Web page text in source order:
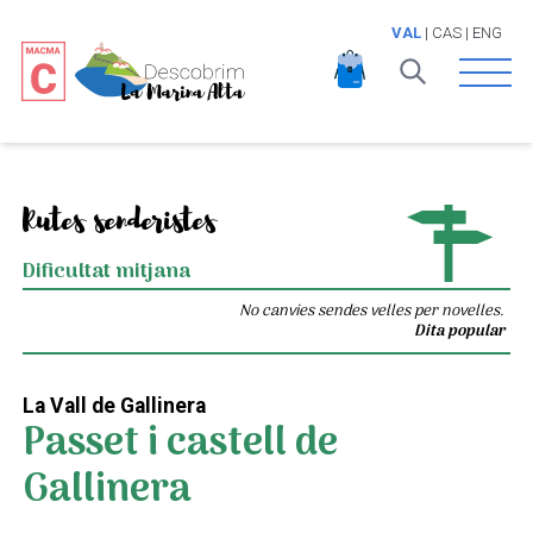
VAL| CAS| ENG
Open
Rutes senderistes
Dificultat mitjana
No canvies sendes velles per novelles.
Dita popular
La Vall de Gallinera
Passet i castell de
Gallinera